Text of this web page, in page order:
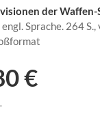
der Waffen-
Sprache. 264
€